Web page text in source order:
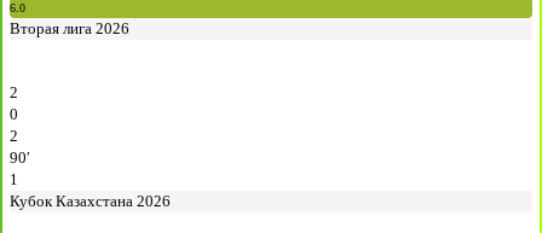
6.0
Вторая лига 2026
2
0
2
90′
1
Кубок Казахстана 2026